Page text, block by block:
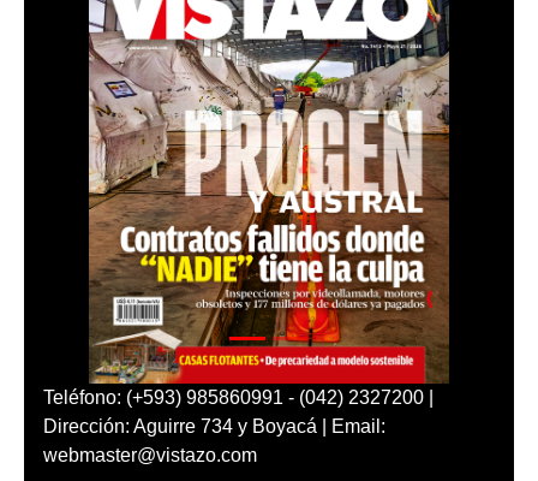
Teléfono: (+593) 985860991 - (042) 2327200 |
Dirección: Aguirre 734 y Boyacá | Email:
webmaster@vistazo.com